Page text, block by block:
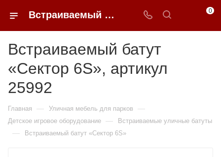
Встраиваемый батут «Сектор 6S» купить в Москве от 483 420 ₽ - 0FFER 0
Встраиваемый батут
«Сектор 6S», артикул
25992
Главная — Уличная мебель для парков —
Детское игровое оборудование — Встраиваемые уличные батуты
— Встраиваемый батут «Сектор 6S»